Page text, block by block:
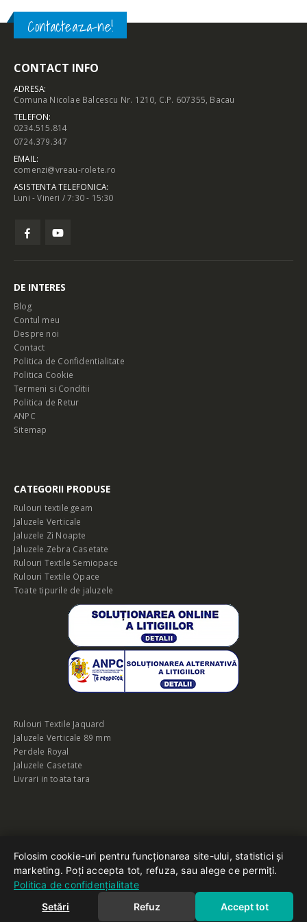
275,00 lei.
Contacteaza-ne!
CONTACT INFO
ADRESA:
Comuna Nicolae Balcescu Nr. 1210, C.P. 607355, Bacau
TELEFON:
0234.515.814
0724.379.347
EMAIL:
comenzi@vreau-rolete.ro
ASISTENTA TELEFONICA:
Luni - Vineri / 7:30 - 15:30
DE INTERES
Blog
Contul meu
Despre noi
Contact
Politica de Confidentialitate
Politica Cookie
Termeni si Conditii
Politica de Retur
ANPC
Sitemap
CATEGORII PRODUSE
Rulouri textile geam
Jaluzele Verticale
Jaluzele Zi Noapte
Jaluzele Zebra Casetate
Rulouri Textile Semiopace
Rulouri Textile Opace
Toate tipurile de jaluzele
Rulouri Textile Jaquard
Jaluzele Verticale 89 mm
Perdele Royal
Jaluzele Casetate
Livrari in toata tara
© Vreau-Rolete.ro copyright 2022. Toate drepturile rezervate
Folosim cookie-uri pentru funcționarea site-ului, statistici și
marketing. Poți accepta tot, refuza, sau alege ce permiți.
Politica de confidențialitate
Setări
Refuz Accept tot